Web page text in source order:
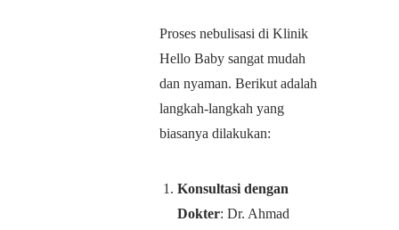
Proses nebulisasi di Klinik
Hello Baby sangat mudah
dan nyaman. Berikut adalah
langkah-langkah yang
biasanya dilakukan:
Konsultasi dengan
Dokter: Dr. Ahmad